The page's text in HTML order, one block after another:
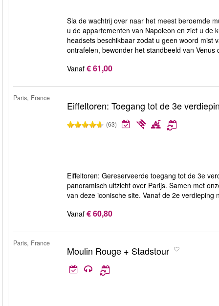
Sla de wachtrij over naar het meest beroemde
u de appartementen van Napoleon en ziet u de
headsets beschikbaar zodat u geen woord mist
ontrafelen, bewonder het standbeeld van
Vanaf € 61,00
Paris, France
Eiffeltoren: Toegang tot de 3e
(63)
Eiffeltoren: Gereserveerde toegang tot de 3e
panoramisch uitzicht over Parijs. Samen met
van deze iconische site. Vanaf de 2e
Vanaf € 60,80
Paris, France
Moulin Rouge + Stadstour